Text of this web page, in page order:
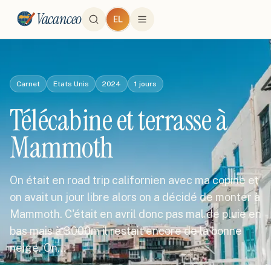
Vacanceo EL
Carnet Etats Unis 2024 1 jours
Télécabine et terrasse à
Mammoth
On était en road trip californien avec ma copine et
on avait un jour libre alors on a décidé de monter à
Mammoth. C'était en avril donc pas mal de pluie en
bas mais à 3000m il restait encore de la bonne
neige. On…